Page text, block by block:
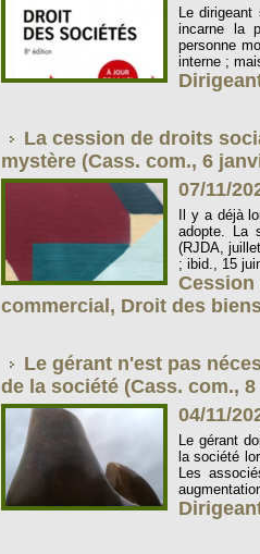
Le
incarne la
personne
interne ;
La cession de droits
mystère (Cass. com., 6
07/11/
Il y a déjà
adopte. La
(RJDA,
; ibid., 15
commercial , Droit des
Le gérant n'est pas
de la société (Cass. com.,
04/11/
Le gérant
la société
Les